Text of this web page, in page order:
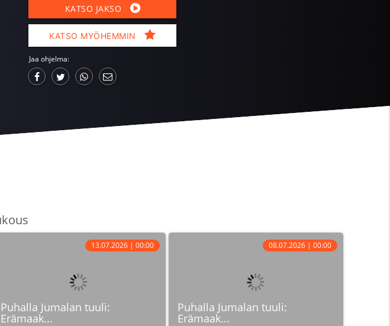
KATSO JAKSO
KATSO MYÖHEMMIN
Jaa ohjelma:
Puhalla Jumalan tuuli:
Erämaak...
13.07.2026 | 00:00
Puhalla Jumalan tuuli:
Erämaak...
08.07.2026 | 00:00